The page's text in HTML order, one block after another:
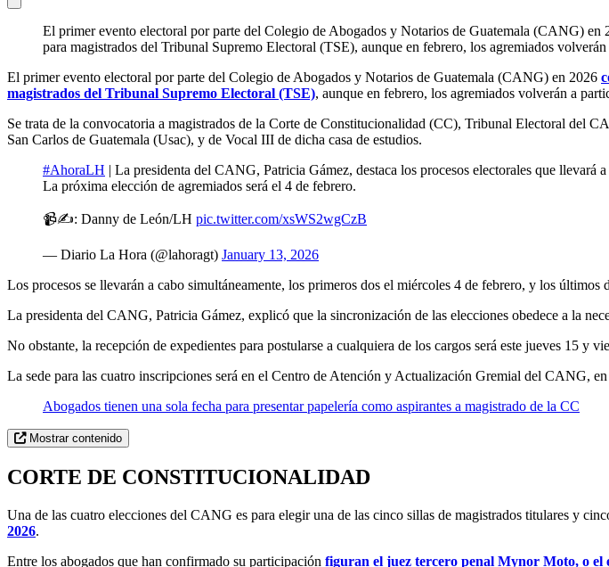
El primer evento electoral por parte del Colegio de Abogados y Notarios de Guatemala (CANG)
para magistrados del Tribunal Supremo Electoral (TSE), aunque en febrero, los agremiados
El primer evento electoral por parte del Colegio de Abogados y Notarios de Guatemala (CANG) en 2026
magistrados del Tribunal Supremo Electoral (TSE), aunque en febrero, los agremiados volverán a
Se trata de la convocatoria a magistrados de la Corte de Constitucionalidad (CC), Tribunal Electoral del
San Carlos de Guatemala (Usac), y de Vocal III de dicha casa de estudios.
#AhoraLH | La presidenta del CANG, Patricia Gámez, destaca los procesos electorales que
La próxima elección de agremiados será el 4 de febrero.
📹✍️: Danny de León/LH pic.twitter.com/xsWS2wgCzB
— Diario La Hora (@lahoragt) January 13, 2026
Los procesos se llevarán a cabo simultáneamente, los primeros dos el miércoles 4 de febrero, y los últimos
La presidenta del CANG, Patricia Gámez, explicó que la sincronización de las elecciones obedece a la
No obstante, la recepción de expedientes para postularse a cualquiera de los cargos será este jueves 15 y
La sede para las cuatro inscripciones será en el Centro de Atención y Actualización Gremial del CANG,
Abogados tienen una sola fecha para presentar papelería como aspirantes a magistrado de la CC
Mostrar contenido
CORTE DE CONSTITUCIONALIDAD
Una de las cuatro elecciones del CANG es para elegir una de las cinco sillas de magistrados titulares y
2026.
Entre los abogados que han confirmado su participación figuran el juez tercero penal Mynor Moto, o el